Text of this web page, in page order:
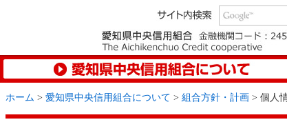
ホーム > 愛知県中央信用組合について > 組合方針・計画 > 個人